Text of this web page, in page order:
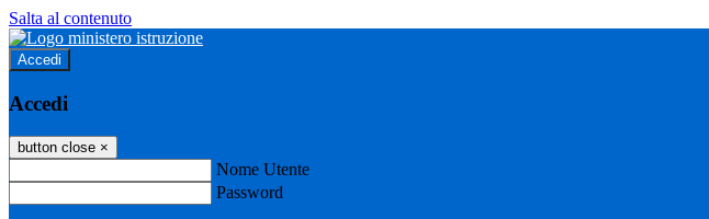
Salta al contenuto
Accedi
Accedi
button close ×
Nome Utente
Password